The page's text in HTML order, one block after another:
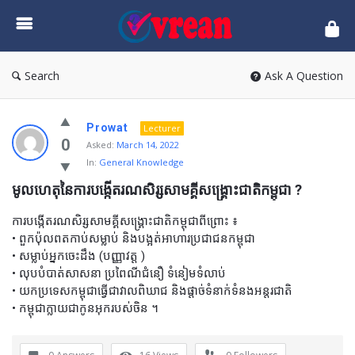
vrean.com
Search Ask A Question
0
Prowat
Lecturer
Asked: March 14, 2022
In: General Knowledge
មូលហេតុនៃការបង្កើតរណសិរ្សសាមគ្គីសង្គ្រោះជាតិកម្ពុជា ?
ការបង្កើតរណសិរ្សសាមគ្គីសង្គ្រោះជាតិកម្ពុជាពីព្រោះ ៖
• ពួកប៉ុលពតកាប់សម្លាប់ និងបង្អត់អាហារប្រជាជនកម្ពុជា
• សម្លាប់អ្នកចេះដឹង (បញ្ញាវត្ត )
• លុបបំបាត់សាសនា ប្រពៃណីជំនឿ ទំនៀមទំលាប់
• យកប្រទេសកម្ពុជាធ្វើជាវាលពិឃាជ និងផ្តាច់ទំនាក់ទំនងអន្តរជាតិ
• កម្ពុជាក្លាយជាកូនអុករបស់ចិន ។